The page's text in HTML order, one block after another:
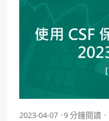
2023-04-07 9 分鐘閱讀